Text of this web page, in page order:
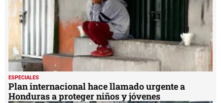
ESPECIALES
Plan internacional hace llamado urgente a
Honduras a proteger niños y jóvenes